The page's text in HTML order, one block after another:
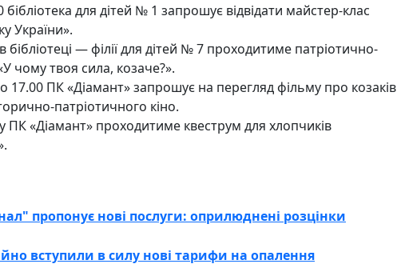
для дітей № 1 запрошує відвідати майстер-клас
України».
бібліотеці — філії для дітей № 7 проходитиме патріотично-
чому твоя сила, козаче?».
17.00 ПК «Діамант» запрошує на перегляд фільму про козаків
патріотичного кіно.
ПК «Діамант» проходитиме квеструм для хлопчиків
пропонує нові послуги: оприлюднені розцінки
вступили в силу нові тарифи на опалення